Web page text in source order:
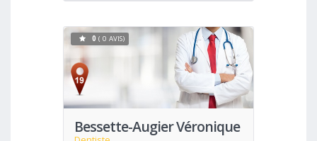
Bessette-Augier Véronique
Voir
0 ( 0 AVIS)